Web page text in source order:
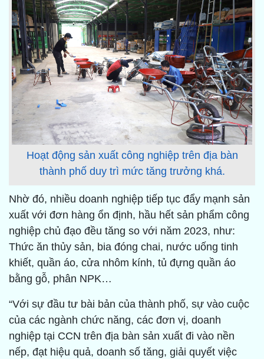
Hoạt động sản xuất công nghiệp trên địa bàn
thành phố duy trì mức tăng trưởng khá.
Nhờ đó, nhiều doanh nghiệp tiếp tục đẩy mạnh sản
xuất với đơn hàng ổn định, hầu hết sản phẩm công
nghiệp chủ đạo đều tăng so với năm 2023, như:
Thức ăn thủy sản, bia đóng chai, nước uống tinh
khiết, quần áo, cửa nhôm kính, tủ đựng quần áo
bằng gỗ, phân NPK…
“Với sự đầu tư bài bản của thành phố, sự vào cuộc
của các ngành chức năng, các đơn vị, doanh
nghiệp tại CCN trên địa bàn sản xuất đi vào nền
nếp, đạt hiệu quả, doanh số tăng, giải quyết việc